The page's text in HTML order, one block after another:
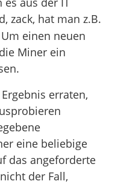
zack, hat man z.B.
einen neuen
Miner ein
erraten,
eine beliebige
das angeforderte
der Fall,